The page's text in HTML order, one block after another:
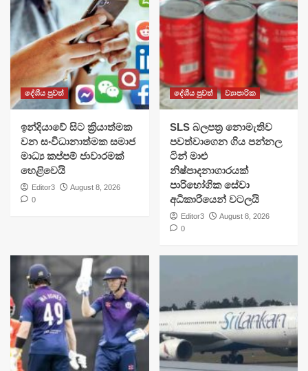
දේශීය පුවත්
​ඉන්දියාවේ සිට ක්‍රියාත්මක
වන සංවිධානාත්මක සමාජ
මාධ්‍ය කප්පම් ජාවාරමක්
හෙළිවෙයි
Editor3
August 8, 2026
0
දේශීය පුවත් ව්‍යාපාරික
SLS බලපත්‍ර නොමැතිව
පවත්වාගෙන ගිය පන්නල
ටින් මාළු
නිෂ්පාදනාගාරයක්
පාරිභෝගික සේවා
අධිකාරියෙන් වටලයි
Editor3
August 8, 2026
0